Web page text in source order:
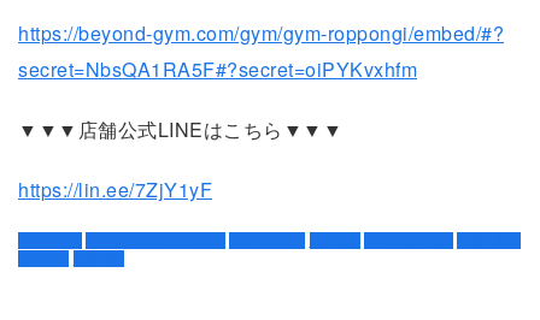
https://beyond-gym.com/gym/gym-roppongi/embed/#?
secret=NbsQA1RA5F#?secret=oiPYKvxhfm
▼▼▼店舗公式LINEはこちら▼▼▼
https://lin.ee/7ZjY1yF